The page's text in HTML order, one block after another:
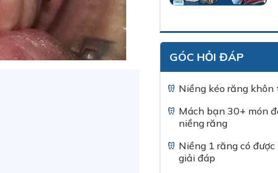
GÓC HỎI ĐÁP
Niềng kéo răng khôn
Mách bạn 30+ món
niềng răng
Niềng 1 răng có
giải đáp